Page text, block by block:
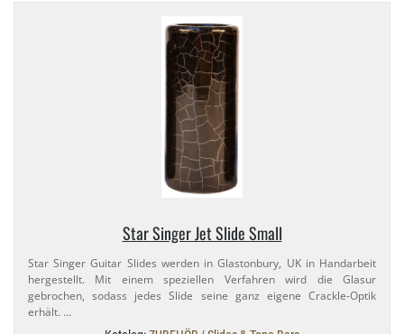
Star Singer Jet Slide Small
Star Singer Guitar Slides werden in Glastonbury, UK in Handarbeit
hergestellt. Mit einem speziellen Verfahren wird die Glasur
gebrochen, sodass jedes Slide seine ganz eigene Crackle-​Optik
erhält. …